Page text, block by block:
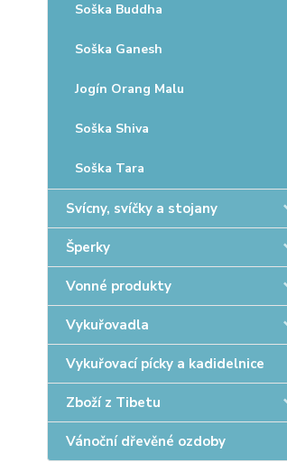
Soška Buddha
Soška Ganesh
Jogín Orang Malu
Soška Shiva
Soška Tara
Svícny, svíčky a stojany
Šperky
Vonné produkty
Vykuřovadla
Vykuřovací pícky a kadidelnice
Zboží z Tibetu
Vánoční dřevěné ozdoby